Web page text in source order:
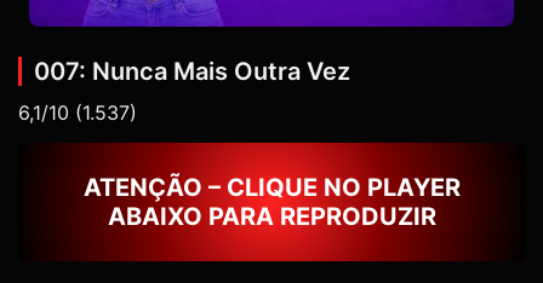
007: Nunca Mais Outra Vez
6,1/10 (1.537)
ATENÇÃO – CLIQUE NO PLAYER
ABAIXO PARA REPRODUZIR